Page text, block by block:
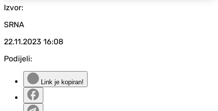
Izvor:
SRNA
22.11.2023 16:08
Podijeli:
Link je kopiran!